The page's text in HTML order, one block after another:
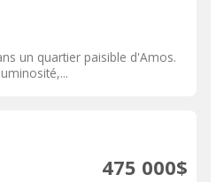
un quartier paisible d'Amos.
475 000$